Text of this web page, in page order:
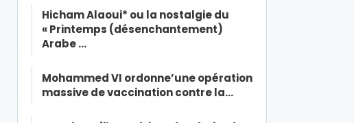
Hicham Alaoui* ou la nostalgie du
« Printemps (désenchantement)
Arabe …
Mohammed VI ordonne’une opération
massive de vaccination contre la…